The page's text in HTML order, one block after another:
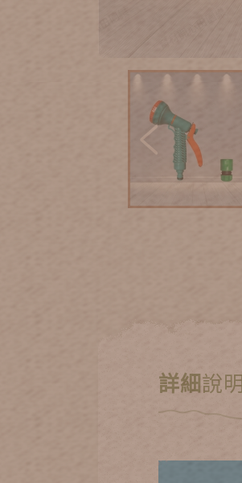
詳細說明